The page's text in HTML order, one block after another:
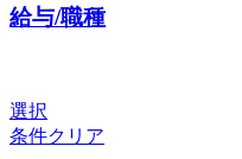
給与/職種
選択
条件クリア